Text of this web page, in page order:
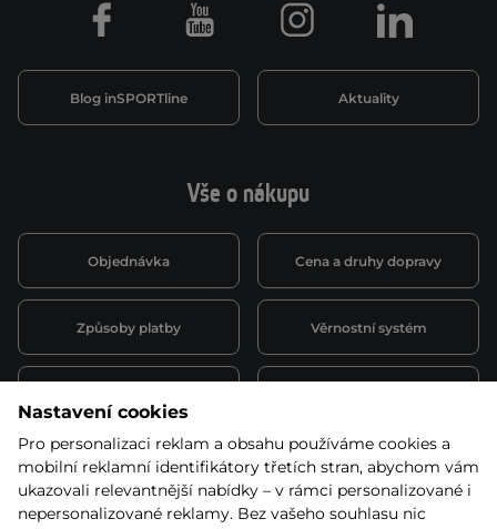
Vše o nákupu
Objednávka Cena a druhy dopravy
Způsoby platby Věrnostní systém
Půjčovna
obchodní podmínky
Kariéra
Blog inSPORTline Aktuality
Facebook Youtube Instagram LinkedIn
Nastavení cookies
Pro personalizaci reklam a obsahu používáme cookies a
mobilní reklamní identifikátory třetích stran, abychom vám
ukazovali relevantnější nabídky – v rámci personalizované i
nepersonalizované reklamy. Bez vašeho souhlasu nic